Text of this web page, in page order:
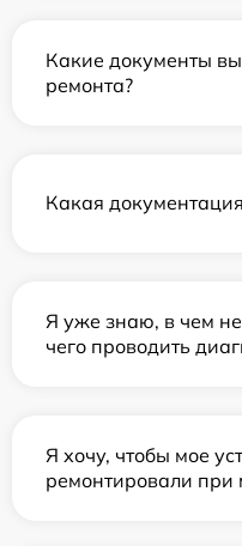
Какие документы
ремонта?
Какая
Я уже знаю, в чем
чего проводить
Я хочу, чтобы мое
ремонтировали при